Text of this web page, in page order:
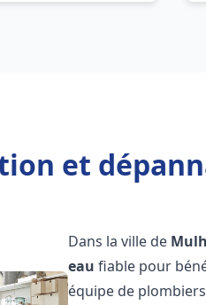
et
Dans la ville de
eau fiable pour
équipe de